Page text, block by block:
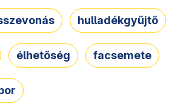
hulladékgyűjtő
élhetőség facsemete